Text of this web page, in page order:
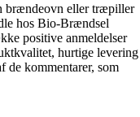
brændeovn eller træpiller
hos Bio-Brændsel
positive anmeldelser
hurtige levering
de kommentarer, som